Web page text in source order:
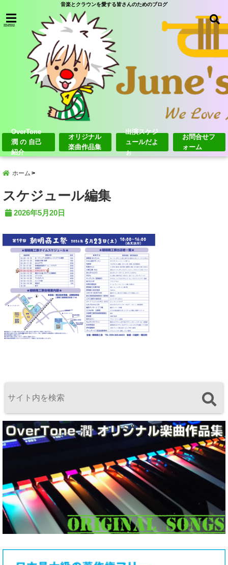
音楽とクラウンを愛する皆さんのためのブログ
menu
OverTone
潤 の 自己
紹介
オリジナル
楽曲作品集
出演スケジ
ュールだよ
ぉ
お問合せフ
ォーム
ホーム
スケジュール編集
2026年5月20日